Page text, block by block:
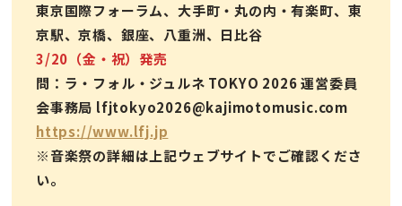
東京国際フォーラム、大手町・丸の内・有楽町、東
京駅、京橋、銀座、八重洲、日比谷
3/20（金・祝）発売
問：ラ・フォル・ジュルネ TOKYO 2026 運営委員
会事務局 lfjtokyo2026@kajimotomusic.com
https://www.lfj.jp
※音楽祭の詳細は上記ウェブサイトでご確認くださ
い。